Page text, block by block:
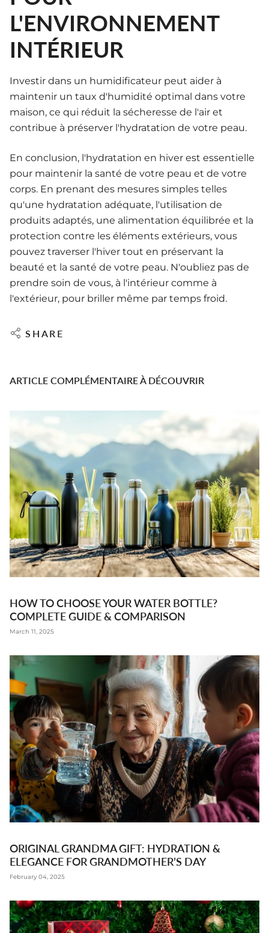
L'ENVIRONNEMENT
INTÉRIEUR
Investir dans un humidificateur peut aider à
maintenir un taux d'humidité optimal dans votre
maison, ce qui réduit la sécheresse de l'air et
contribue à préserver l'hydratation de votre peau.
En conclusion, l'hydratation en hiver est essentielle
pour maintenir la santé de votre peau et de votre
corps. En prenant des mesures simples telles
qu'une hydratation adéquate, l'utilisation de
produits adaptés, une alimentation équilibrée et la
protection contre les éléments extérieurs, vous
pouvez traverser l'hiver tout en préservant la
beauté et la santé de votre peau. N'oubliez pas de
prendre soin de vous, à l'intérieur comme à
l'extérieur, pour briller même par temps froid.
SHARE
ARTICLE COMPLÉMENTAIRE À DÉCOUVRIR
HOW TO CHOOSE YOUR WATER BOTTLE?
COMPLETE GUIDE & COMPARISON
March 11, 2025
ORIGINAL GRANDMA GIFT: HYDRATION &
ELEGANCE FOR GRANDMOTHER’S DAY
February 04, 2025